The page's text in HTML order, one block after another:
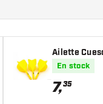
AU PANIER
Ailette
En stock
7,35